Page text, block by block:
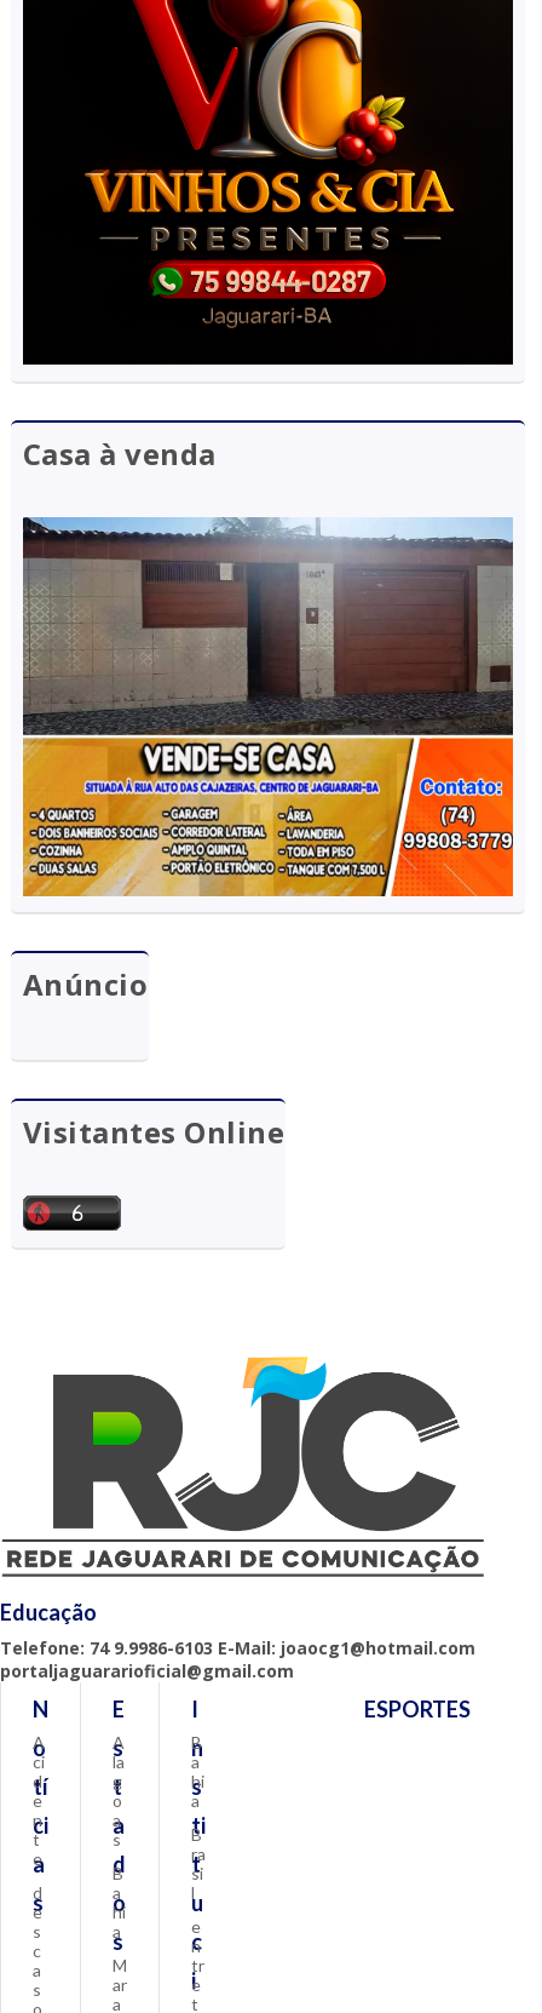
Casa à venda
Anúncio
Visitantes Online
Educação
Telefone: 74 9.9986-6103 E-Mail: joaocg1@hotmail.com
portaljaguararioficial@gmail.com
N
o
tí
ci
a
s
A
ci
d
e
n
t
e
d
e
s
c
a
s
o
E
s
t
a
d
o
s
A
la
g
o
a
s
B
a
hi
a
M
ar
a
I
n
s
ti
t
u
c
i
B
a
hi
a
B
ra
si
l
e
n
tr
e
t
ESPORTES